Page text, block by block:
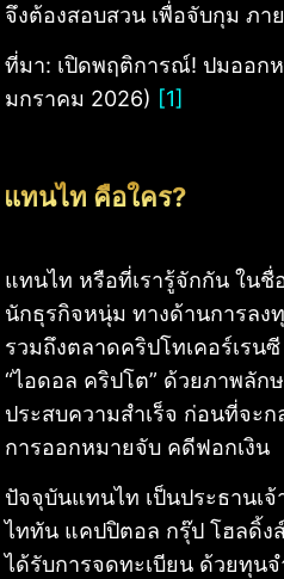
จึงต้องสอบสวน เพื่อจับกุม ภา
ที่มา: เปิดพฤติการณ์! ปมออก
มกราคม 2026) [1]
แทนไท คือใคร?
แทนไท หรือที่เรารู้จักกัน ในชื่
นักธุรกิจหนุ่ม ทางด้านการลง
รวมถึงตลาดคริปโทเคอร์เรน
“ไอดอล คริปโต” ด้วยภาพลั
ประสบความสำเร็จ ก่อนที่จะ
การออกหมายจับ คดีฟอกเงิน
ปัจจุบันแทนไท เป็นประธานเ
ไททัน แคปปิตอล กรุ๊ป โฮลดิ้ง
ได้รับการจดทะเบียน ด้วยทุน